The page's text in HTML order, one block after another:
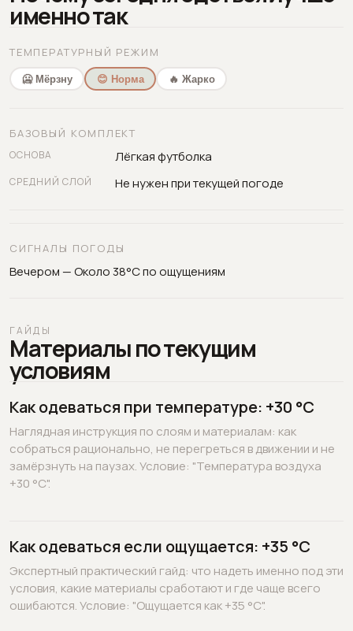
именно так
ТЕМПЕРАТУРНЫЙ РЕЖИМ
🥶 Мёрзну 😊 Норма 🔥 Жарко
БАЗОВЫЙ КОМПЛЕКТ
ОСНОВА Лёгкая футболка
СРЕДНИЙ СЛОЙ Не нужен при текущей погоде
СИГНАЛЫ ПОГОДЫ
Вечером — Около 38°C по ощущениям
ГАЙДЫ
Материалы по текущим
условиям
Как одеваться при температуре: +30 °C
Наглядная инструкция по слоям и материалам: как
собраться рационально, не перегреться в движении и не
замёрзнуть на паузах. Условие: "Температура воздуха
+30 °C".
Как одеваться если ощущается: +35 °C
Экспертный практический гайд: что надеть именно под эти
условия, какие материалы сработают и где чаще всего
ошибаются. Условие: "Ощущается как +35 °C".